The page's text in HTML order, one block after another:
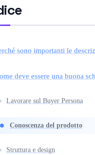
sono importanti le
deve essere una buona
Lavorare sul Buyer Persona
Conoscenza del prodotto
Struttura e design